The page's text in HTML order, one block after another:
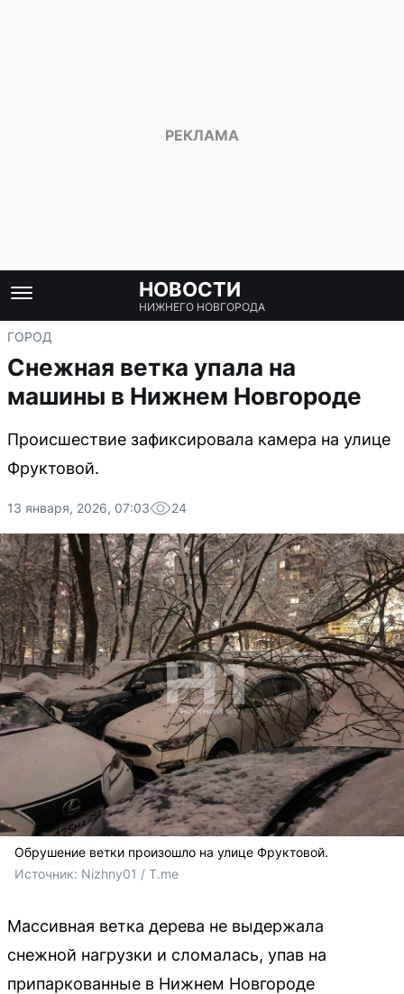
НОВОСТИ
НИЖНЕГО НОВГОРОДА
ГОРОД
Снежная ветка упала на
машины в Нижнем Новгороде
Происшествие зафиксировала камера на улице
Фруктовой.
13 января, 2026, 07:03 24
Обрушение ветки произошло на улице Фруктовой.
Источник: Nizhny01 / T.me
Массивная ветка дерева не выдержала
снежной нагрузки и сломалась, упав на
припаркованные в Нижнем Новгороде